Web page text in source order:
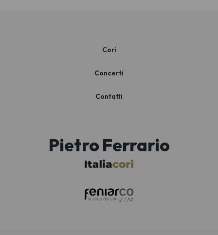
Cori
Concerti
Contatti
Pietro Ferrario